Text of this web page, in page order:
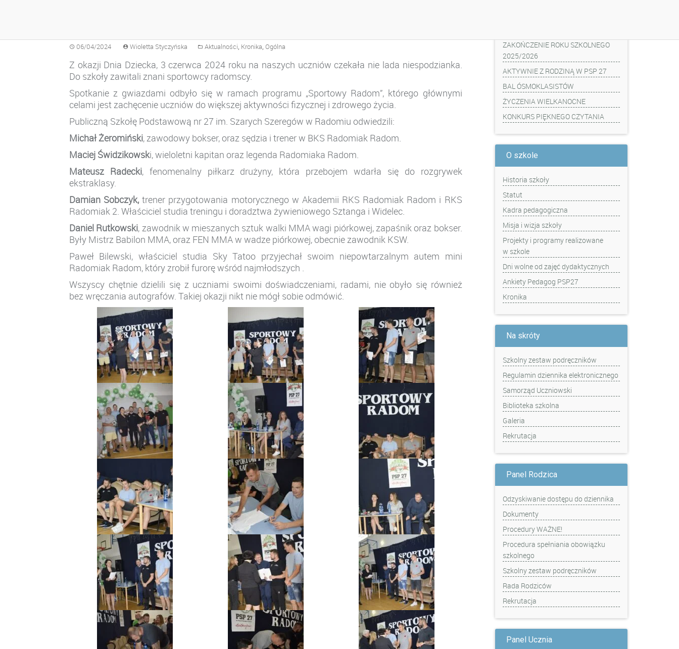
06/04/2024 Wioletta Styczyńska Aktualności, Kronika, Ogólna
Z okazji Dnia Dziecka, 3 czerwca 2024 roku na naszych uczniów czekała nie lada niespodzianka.
Do szkoły zawitali znani sportowcy radomscy.
Spotkanie z gwiazdami odbyło się w ramach programu „Sportowy Radom”, którego głównymi
celami jest zachęcenie uczniów do większej aktywności fizycznej i zdrowego życia.
Publiczną Szkołę Podstawową nr 27 im. Szarych Szeregów w Radomiu odwiedzili:
Michał Żeromiński, zawodowy bokser, oraz sędzia i trener w BKS Radomiak Radom.
Maciej Świdzikowski, wieloletni kapitan oraz legenda Radomiaka Radom.
Mateusz Radecki, fenomenalny piłkarz drużyny, która przebojem wdarła się do rozgrywek
ekstraklasy.
Damian Sobczyk, trener przygotowania motorycznego w Akademii RKS Radomiak Radom i RKS
Radomiak 2. Właściciel studia treningu i doradztwa żywieniowego Sztanga i Widelec.
Daniel Rutkowski, zawodnik w mieszanych sztuk walki MMA wagi piórkowej, zapaśnik oraz bokser.
Były Mistrz Babilon MMA, oraz FEN MMA w wadze piórkowej, obecnie zawodnik KSW.
Paweł Bilewski, właściciel studia Sky Tatoo przyjechał swoim niepowtarzalnym autem mini
Radomiak Radom, który zrobił furorę wśród najmłodszych .
Wszyscy chętnie dzielili się z uczniami swoimi doświadczeniami, radami, nie obyło się również
bez wręczania autografów. Takiej okazji nikt nie mógł sobie odmówić.
ZAKOŃCZENIE ROKU SZKOLNEGO
2025/2026
AKTYWNIE Z RODZINĄ W PSP 27
BAL ÓSMOKLASISTÓW
ŻYCZENIA WIELKANOCNE
KONKURS PIĘKNEGO CZYTANIA
O szkole
Historia szkoły
Statut
Kadra pedagogiczna
Misja i wizja szkoły
Projekty i programy realizowane
w szkole
Dni wolne od zajęć dydaktycznych
Ankiety Pedagog PSP27
Kronika
Na skróty
Szkolny zestaw podręczników
Regulamin dziennika elektronicznego
Samorząd Uczniowski
Biblioteka szkolna
Galeria
Rekrutacja
Panel Rodzica
Odzyskiwanie dostępu do dziennika
Dokumenty
Procedury WAŻNE!
Procedura spełniania obowiązku
szkolnego
Szkolny zestaw podręczników
Rada Rodziców
Rekrutacja
Panel Ucznia